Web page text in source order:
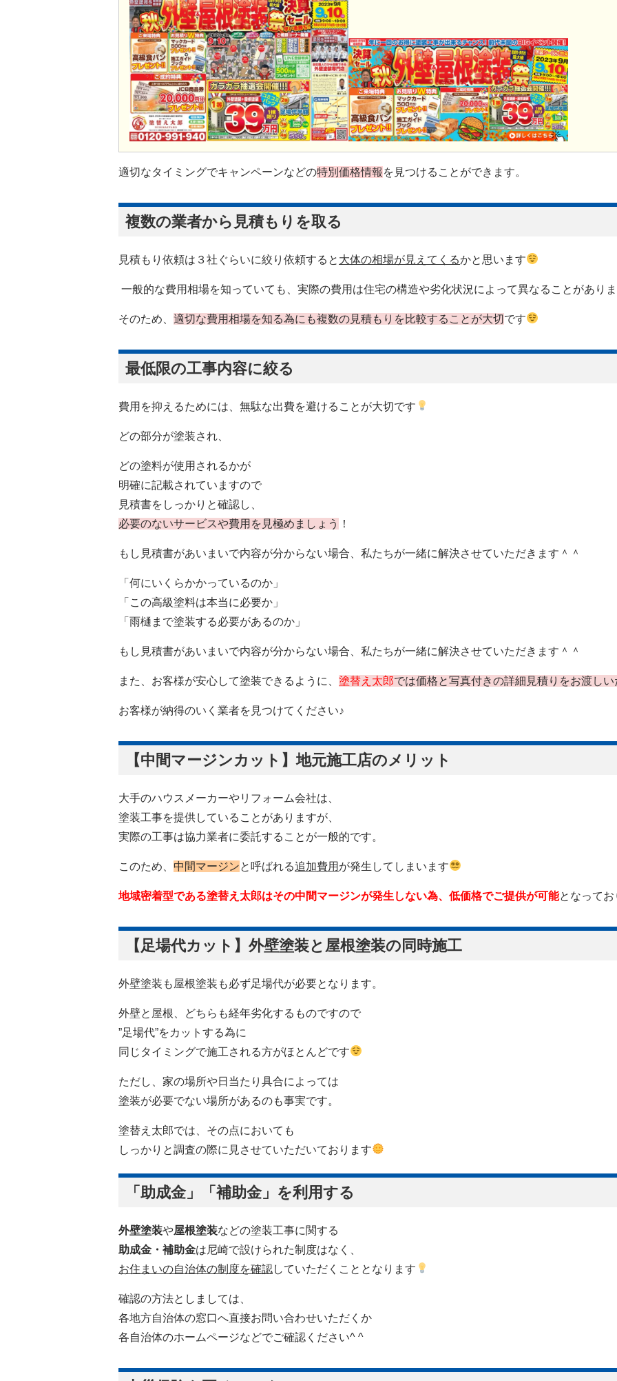
適切なタイミングでキャンペーンなどの特別価格情報 を見つけることができます。
複数の業者から見積もりを取る
見積もり依頼は３社ぐらいに絞り依頼すると 大体の相場が見えてくるかと思います
一般的な費用相場を知っていても、実際の費用は住宅の構造や劣化状況によって異なることがあり
そのため、 適切な費用相場を知る為にも複数の見積もりを比較することが大切です
最低限の工事内容に絞る
費用を抑えるためには、無駄な出費を避けることが大切です
どの部分が塗装され、
どの塗料が使用されるかが
明確に記載されていますので
見積書をしっかりと確認し、
必要のないサービスや費用を見極めましょう
！
もし見積書があいまいで内容が分からない場合、私たちが一緒に解決させていただきます＾＾
「何にいくらかかっているのか」
「この高級塗料は本当に必要か」
「雨樋まで塗装する必要があるのか」
もし見積書があいまいで内容が分からない場合、私たちが一緒に解決させていただきます＾＾
また、お客様が安心して塗装できるように、 塗替え太郎では価格と写真付きの詳細見積りをお渡し
お客様が納得のいく業者を見つけてください♪
【中間マージンカット】地元施工店のメリット
大手のハウスメーカーやリフォーム会社は、
塗装工事を提供していることがありますが、
実際の工事は協力業者に委託することが一般的です。
このため、 中間マージンと呼ばれる追加費用 が発生してしまいます
地域密着型である塗替え太郎はその中間マージンが発生しない為、 低価格でご提供が可能となって
【足場代カット】外壁塗装と屋根塗装の同時施工
外壁塗装も屋根塗装も必ず足場代が必要となります。
外壁と屋根、どちらも経年劣化するものですので
”足場代”をカットする為に
同じタイミングで施工される方がほとんどです
ただし、家の場所や日当たり具合によっては
塗装が必要でない場所があるのも事実です。
塗替え太郎では、その点においても
しっかりと調査の際に見させていただいております
「助成金」「補助金」を利用する
外壁塗装や屋根塗装などの塗装工事に関する
助成金・補助金は尼崎で設けられた制度はなく、
お住まいの自治体の制度を確認していただくこととなります
確認の方法としましては、
各地方自治体の窓口へ直接お問い合わせいただくか
各自治体のホームページなどでご確認ください^ ^